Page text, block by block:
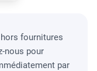
fournitures
nous pour
par